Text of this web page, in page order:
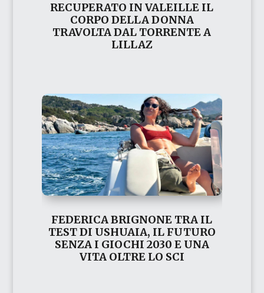
RECUPERATO IN VALEILLE IL
CORPO DELLA DONNA
TRAVOLTA DAL TORRENTE A
LILLAZ
FEDERICA BRIGNONE TRA IL
TEST DI USHUAIA, IL FUTURO
SENZA I GIOCHI 2030 E UNA
VITA OLTRE LO SCI